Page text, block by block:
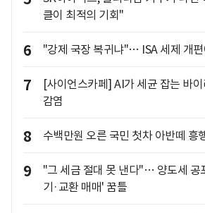
클이 최적의 기회"
6 "강제 국장 복귀냐"… ISA 세제 개
7
[사이언스카페] AI가 세균 잡는 바
감염
8 수백만원 오른 국민 첫차 아반떼 흥
9
"그 세금 절대 못 낸다"… 양도세 공
기·교환 매매' 꿈틀